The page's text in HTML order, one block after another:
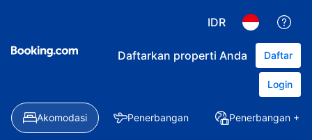
IDR
Daftarkan properti Anda Daftar
Login
Akomodasi Penerbangan Penerbangan +